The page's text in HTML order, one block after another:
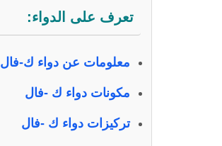
تعرف على الدواء:
معلومات عن دواء ك-فال
مكونات دواء ك -فال
تركيزات دواء ك -فال